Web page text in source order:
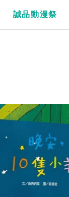
誠品動漫祭